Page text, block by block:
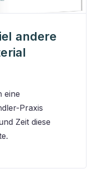
andere
eine
Praxis
Zeit diese